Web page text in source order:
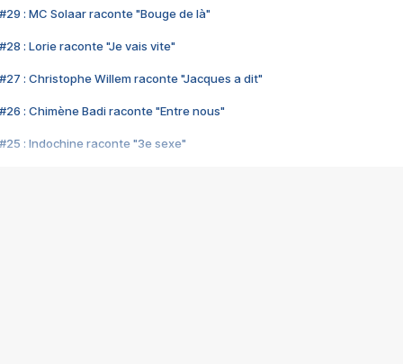
#29 : MC Solaar raconte "Bouge de là"
#28 : Lorie raconte "Je vais vite"
#27 : Christophe Willem raconte "Jacques a dit"
#26 : Chimène Badi raconte "Entre nous"
#25 : Indochine raconte "3e sexe"